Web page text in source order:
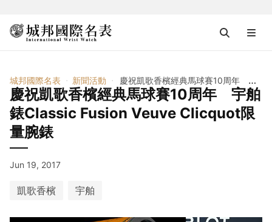
城邦國際名表 新聞活動 慶祝凱歌香檳經典馬球賽10周年 宇舶錶Classic Fusion Veuve Clicquot限量腕錶
慶祝凱歌香檳經典馬球賽10周年 宇舶
錶Classic Fusion Veuve Clicquot限
量腕錶
Jun 19, 2017
凱歌香檳 宇舶